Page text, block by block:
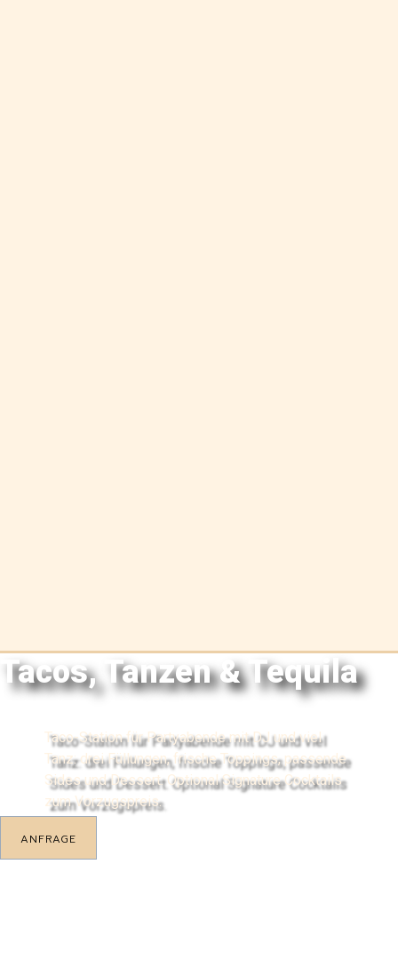
Tacos, Tanzen & Tequila
Taco-Station für Partyabende mit DJ und viel
Tanz: drei Füllungen, frische Toppings, passende
Sides und Dessert. Optional Signature Cocktails
zum Vorzugspreis.
ANFRAGE